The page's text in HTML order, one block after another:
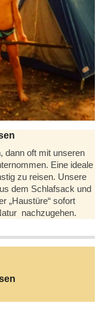
dann oft mit unseren
Eine ideale
zu reisen. Unsere
dem Schlafsack und
„Haustüre“ sofort
nachzugehen.